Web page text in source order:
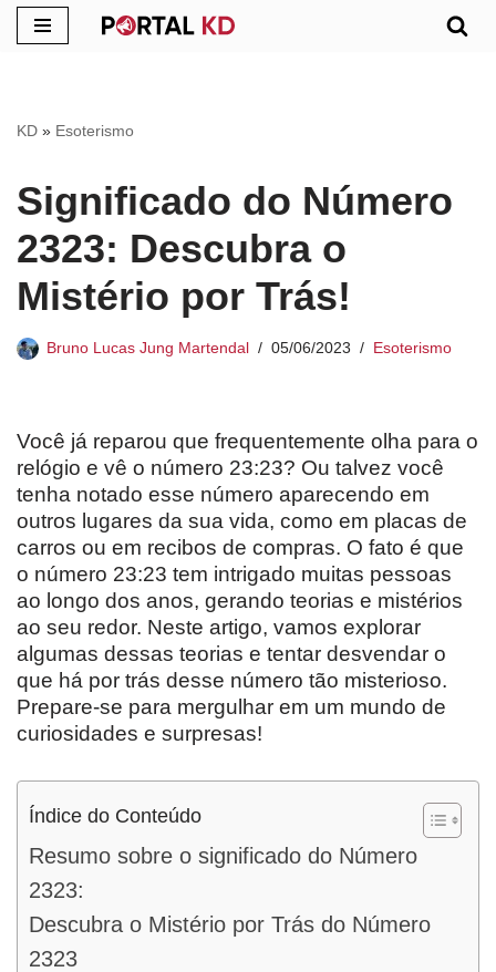
conteúdo
KD » Esoterismo
Significado do Número
2323: Descubra o
Mistério por Trás!
Bruno Lucas Jung Martendal 05/06/2023 Esoterismo
Você já reparou que frequentemente olha para o
relógio e vê o número 23:23? Ou talvez você
tenha notado esse número aparecendo em
outros lugares da sua vida, como em placas de
carros ou em recibos de compras. O fato é que
o número 23:23 tem intrigado muitas pessoas
ao longo dos anos, gerando teorias e mistérios
ao seu redor. Neste artigo, vamos explorar
algumas dessas teorias e tentar desvendar o
que há por trás desse número tão misterioso.
Prepare-se para mergulhar em um mundo de
curiosidades e surpresas!
Índice do Conteúdo
Resumo sobre o significado do Número
2323:
Descubra o Mistério por Trás do Número
2323